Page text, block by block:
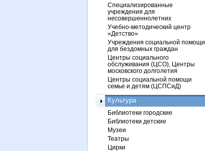
Специализированные
учреждения для
несовершеннолетних
Учебно-методический центр
«Детство»
Учреждения социальной помощи
для бездомных граждан
Центры социального
обслуживания (ЦСО), Центры
московского долголетия
Центры социальной помощи
семье и детям (ЦСПСиД)
Культура
Библиотеки городские
Библиотеки детские
Музеи
Театры
Цирки